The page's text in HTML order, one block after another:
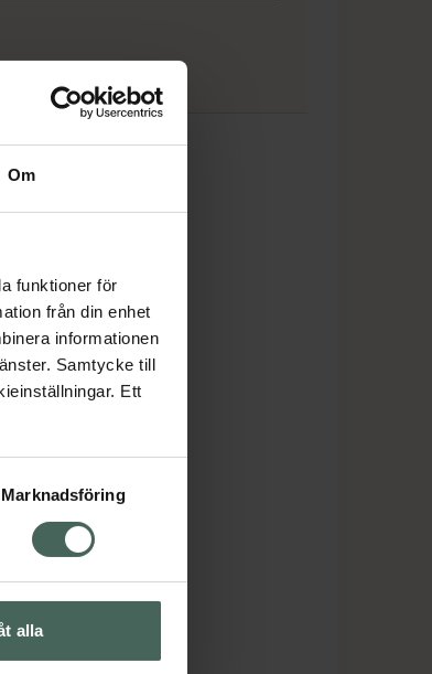
Om
funktioner för
från din enhet
informationen
Samtycke till
Ett
Marknadsföring
alla